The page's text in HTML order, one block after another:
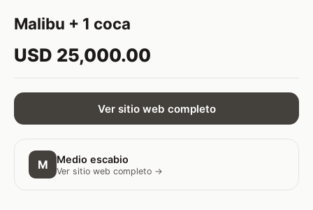
Malibu + 1 coca
USD 25,000.00
Ver sitio web completo
M Medio escabio
Ver sitio web completo →